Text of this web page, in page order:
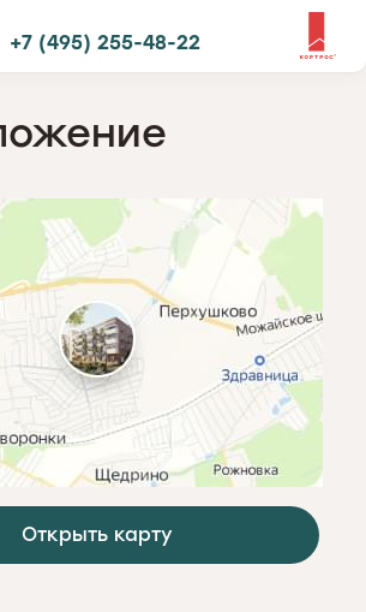
+7 (495) 255-48-22
Открыть карту